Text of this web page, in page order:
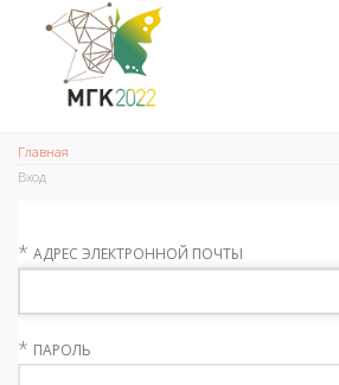
Главная
Вход
* АДРЕС ЭЛЕКТРОННОЙ ПОЧТЫ
* ПАРОЛЬ